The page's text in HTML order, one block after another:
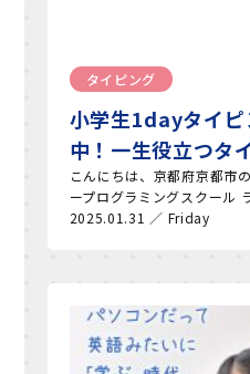
タイピング
小学生1dayタイ
中！一生役立つタ
こんにちは、京都府京都市
ープログラミングスクール
2025.01.31 ／ Friday